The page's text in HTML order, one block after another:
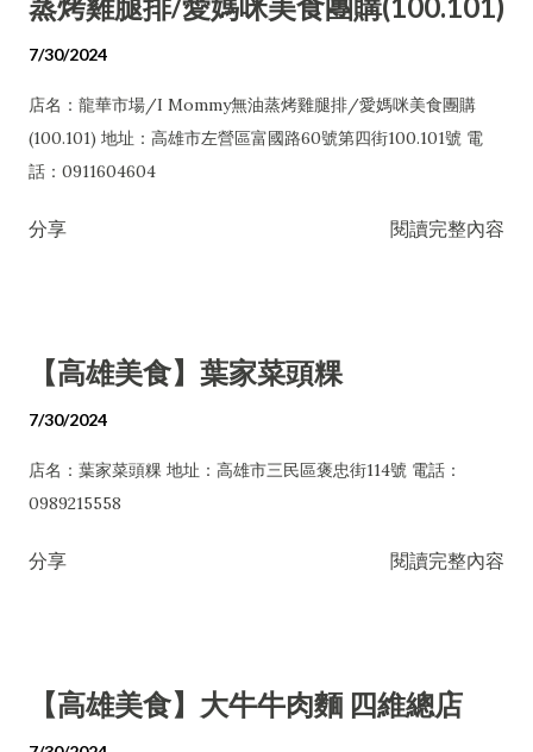
7/30/2024
店名：龍華市場/I Mommy無油蒸烤雞腿排/愛媽咪美食團購
(100.101) 地址：高雄市左營區富國路60號第四街100.101號 電
話：0911604604
分享 閱讀完整內容
【高雄美食】葉家菜頭粿
7/30/2024
店名：葉家菜頭粿 地址：高雄市三民區褒忠街114號 電話：
0989215558
分享 閱讀完整內容
【高雄美食】大牛牛肉麵 四維總店